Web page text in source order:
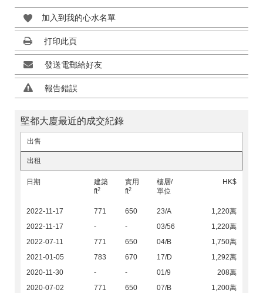
加入到我的心水名單
打印此頁
發送電郵給好友
報告錯誤
堅都大廈最近的成交紀錄
出售
出租
日期
建築
ft2
實用
ft2
樓層/
單位
HK$
2022-11-17 771 650 23/A
1,220萬
2022-11-17
- - 03/56
1,220萬
2022-07-11
771 650 04/B
1,750萬
2021-01-05
783 670 17/D
1,292萬
2020-11-30
- - 01/9
208萬
2020-07-02
771 650 07/B
1,200萬